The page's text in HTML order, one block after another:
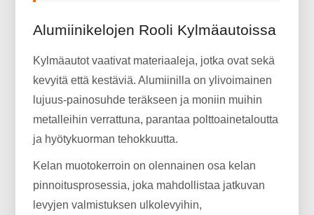
Alumiinikelojen Rooli Kylmäautoissa
Kylmäautot vaativat materiaaleja, jotka ovat sekä
kevyitä että kestäviä. Alumiinilla on ylivoimainen
lujuus-painosuhde teräkseen ja moniin muihin
metalleihin verrattuna, parantaa polttoainetaloutta
ja hyötykuorman tehokkuutta.
Kelan muotokerroin on olennainen osa kelan
pinnoitusprosessia, joka mahdollistaa jatkuvan
levyjen valmistuksen ulkolevyihin,